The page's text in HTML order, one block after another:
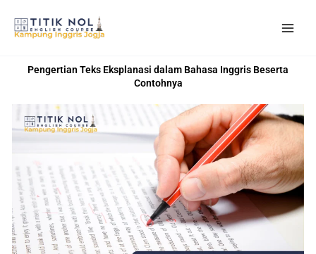
content
Pengertian Teks Eksplanasi dalam Bahasa Inggris Beserta
Contohnya